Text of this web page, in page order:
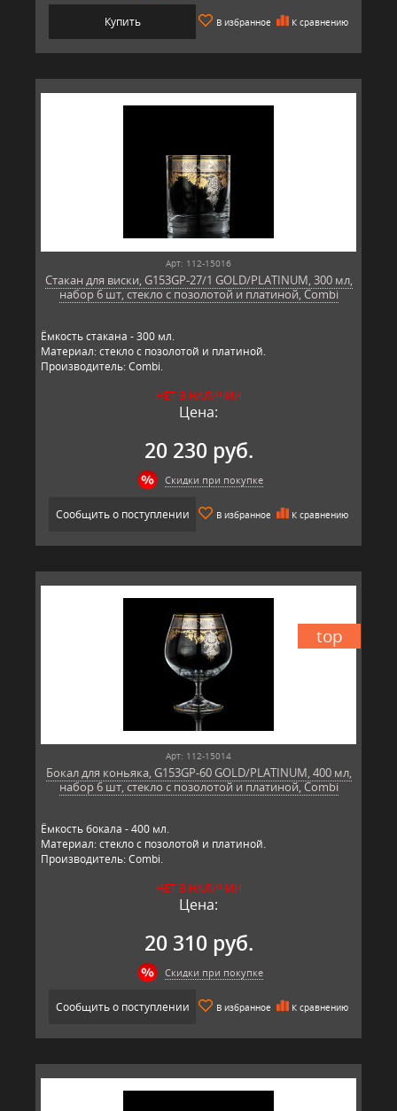
Купить В избранное К сравнению
Арт: 112-15016
Стакан для виски, G153GP-27/1 GOLD/PLATINUM, 300 мл,
набор 6 шт, стекло с позолотой и платиной, Combi
Ёмкость стакана - 300 мл.
Материал: стекло с позолотой и платиной.
Производитель: Combi.
НЕТ В НАЛИЧИИ
Цена:
20 230 руб.
Скидки при покупке
Сообщить о поступлении В избранное К сравнению
top
Арт: 112-15014
Бокал для коньяка, G153GP-60 GOLD/PLATINUM, 400 мл,
набор 6 шт, стекло с позолотой и платиной, Combi
Ёмкость бокала - 400 мл.
Материал: стекло с позолотой и платиной.
Производитель: Combi.
НЕТ В НАЛИЧИИ
Цена:
20 310 руб.
Скидки при покупке
Сообщить о поступлении В избранное К сравнению